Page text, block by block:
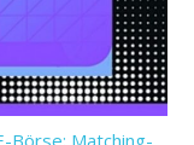
Börse: Matching-